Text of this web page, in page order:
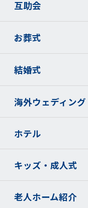
互助会
お葬式
結婚式
海外ウェディング
ホテル
キッズ・成人式
老人ホーム紹介